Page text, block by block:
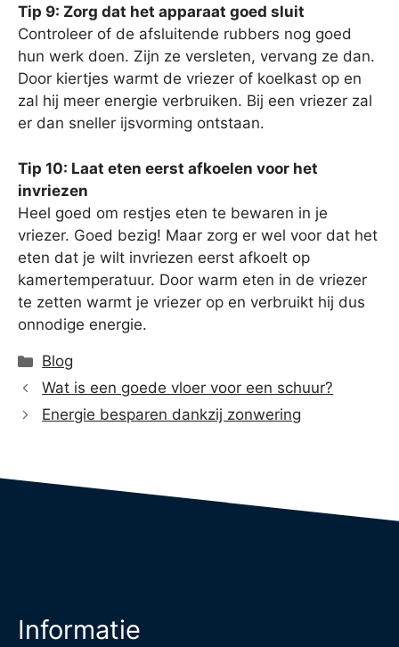
Tip 9: Zorg dat het apparaat goed sluit
Controleer of de afsluitende rubbers nog goed
hun werk doen. Zijn ze versleten, vervang ze dan.
Door kiertjes warmt de vriezer of koelkast op en
zal hij meer energie verbruiken. Bij een vriezer zal
er dan sneller ijsvorming ontstaan.
Tip 10: Laat eten eerst afkoelen voor het
invriezen
Heel goed om restjes eten te bewaren in je
vriezer. Goed bezig! Maar zorg er wel voor dat het
eten dat je wilt invriezen eerst afkoelt op
kamertemperatuur. Door warm eten in de vriezer
te zetten warmt je vriezer op en verbruikt hij dus
onnodige energie.
Categorieën
Blog
Wat is een goede vloer voor een schuur?
Energie besparen dankzij zonwering
Informatie